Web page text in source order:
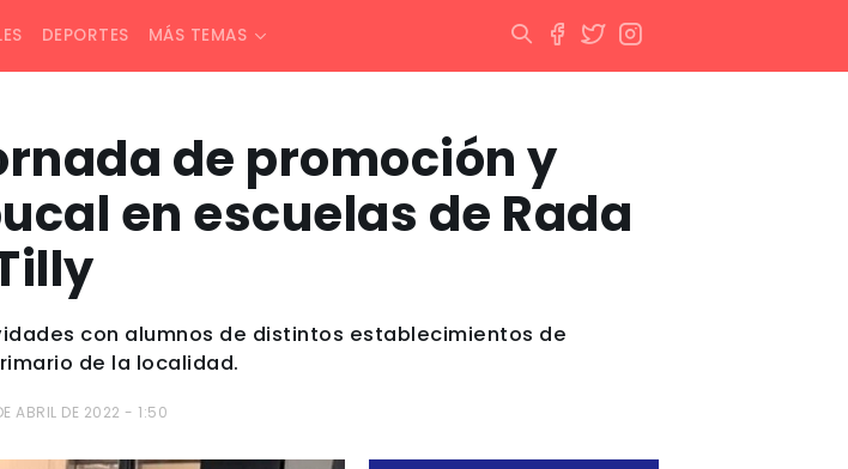
DEPORTES MÁS TEMAS
de promoción y
en escuelas de Rada
con alumnos de distintos establecimientos de
de la localidad.
ABRIL DE 2022 - 1:50